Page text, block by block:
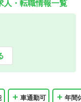
人・転職情報一覧
車通勤可 年間